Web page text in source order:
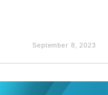
September 8, 2023